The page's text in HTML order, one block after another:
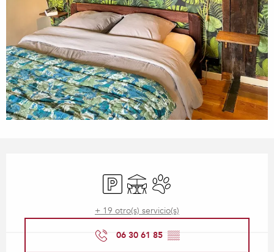
Aparcamiento
TerrazaSe aceptan animales
+ 19 otro(s) servicio(s)
06 30 61 85 ▒▒